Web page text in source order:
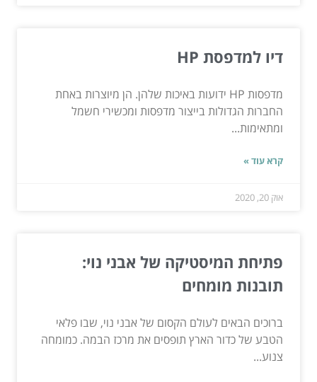
דיו למדפסת HP
מדפסות HP ידועות באיכות שלהן. הן מיוצרות באחת
החברות הגדולות בייצור מדפסות ומכשירי חשמל
ומתאימות...
קרא עוד »
אוק 20, 2020
פתיחת המיסטיקה של אבני נוי:
תובנות מומחים
ברוכים הבאים לעולם הקסום של אבני נוי, שבו פלאי
הטבע של כדור הארץ תופסים את מרכז הבמה. כמומחה
צנוע...